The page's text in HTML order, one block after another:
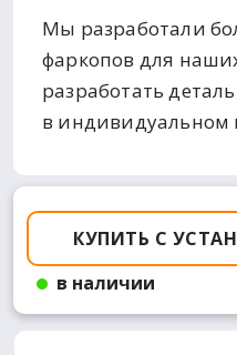
Мы разработали
фаркопов для
разработать
в индивидуальном
КУПИТЬ С
в наличии